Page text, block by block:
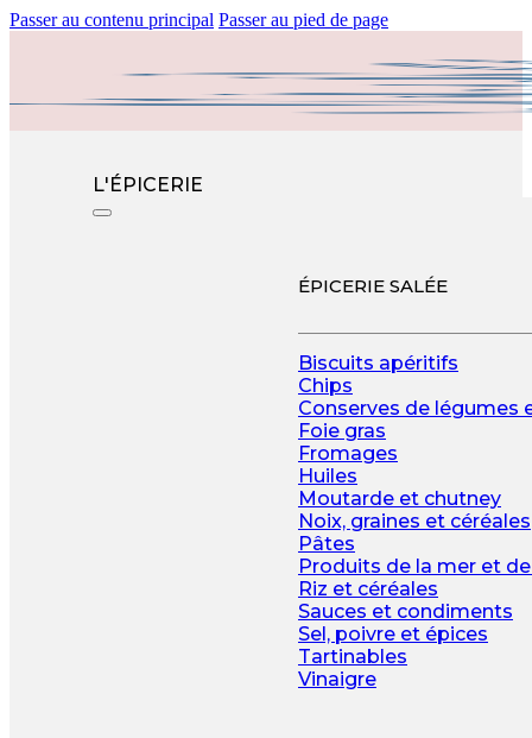
Passer au contenu principal Passer au pied de page
L'ÉPICERIE
ÉPICERIE SALÉE
Biscuits apéritifs
Chips
Conserves de légumes
Foie gras
Fromages
Huiles
Moutarde et chutney
Noix, graines et céréales
Pâtes
Produits de la mer et
Riz et céréales
Sauces et condiments
Sel, poivre et épices
Tartinables
Vinaigre